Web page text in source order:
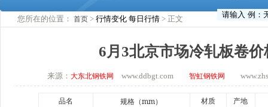
您所在的位置： 首页 > 行情变化 每日行情 > 正文
6月3北京市场冷轧板卷价
来源： 大东北钢铁网 www.ddbgt.com 智虹钢铁网
品名 规格（mm） 材质 产地